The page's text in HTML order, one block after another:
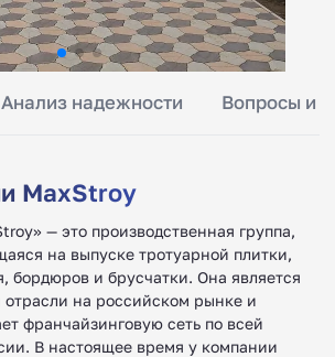
Анализ надежности Вопросы и
MaxStroy
— это производственная группа,
на выпуске тротуарной плитки,
бордюров и брусчатки. Она является
отрасли на российском рынке и
франчайзинговую сеть по всей
В настоящее время у компании